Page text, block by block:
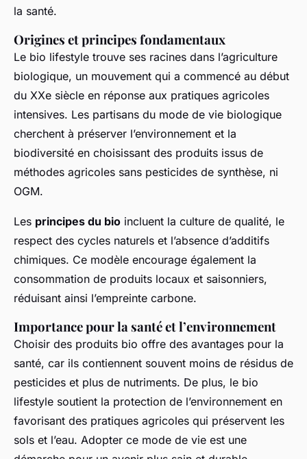
la santé.
Origines et principes fondamentaux
Le bio lifestyle trouve ses racines dans l’agriculture
biologique, un mouvement qui a commencé au début
du XXe siècle en réponse aux pratiques agricoles
intensives. Les partisans du mode de vie biologique
cherchent à préserver l’environnement et la
biodiversité en choisissant des produits issus de
méthodes agricoles sans pesticides de synthèse, ni
OGM.
Les principes du bio incluent la culture de qualité, le
respect des cycles naturels et l’absence d’additifs
chimiques. Ce modèle encourage également la
consommation de produits locaux et saisonniers,
réduisant ainsi l’empreinte carbone.
Importance pour la santé et l’environnement
Choisir des produits bio offre des avantages pour la
santé, car ils contiennent souvent moins de résidus de
pesticides et plus de nutriments. De plus, le bio
lifestyle soutient la protection de l’environnement en
favorisant des pratiques agricoles qui préservent les
sols et l’eau. Adopter ce mode de vie est une